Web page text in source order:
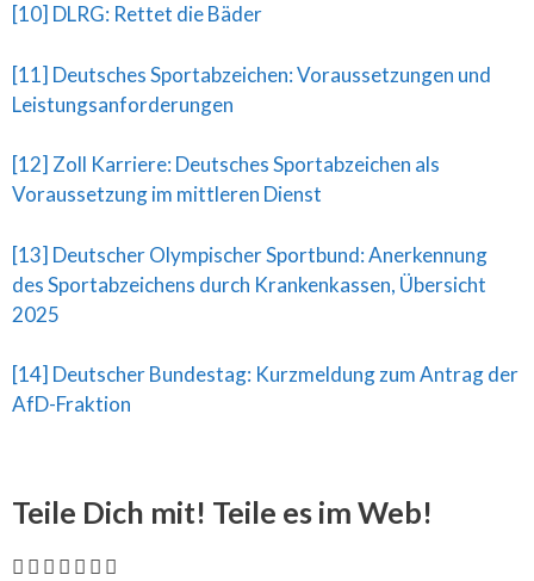
[10] DLRG: Rettet die Bäder
[11] Deutsches Sportabzeichen: Voraussetzungen und
Leistungsanforderungen
[12] Zoll Karriere: Deutsches Sportabzeichen als
Voraussetzung im mittleren Dienst
[13] Deutscher Olympischer Sportbund: Anerkennung
des Sportabzeichens durch Krankenkassen, Übersicht
2025
[14] Deutscher Bundestag: Kurzmeldung zum Antrag der
AfD-Fraktion
Teile Dich mit! Teile es im Web!